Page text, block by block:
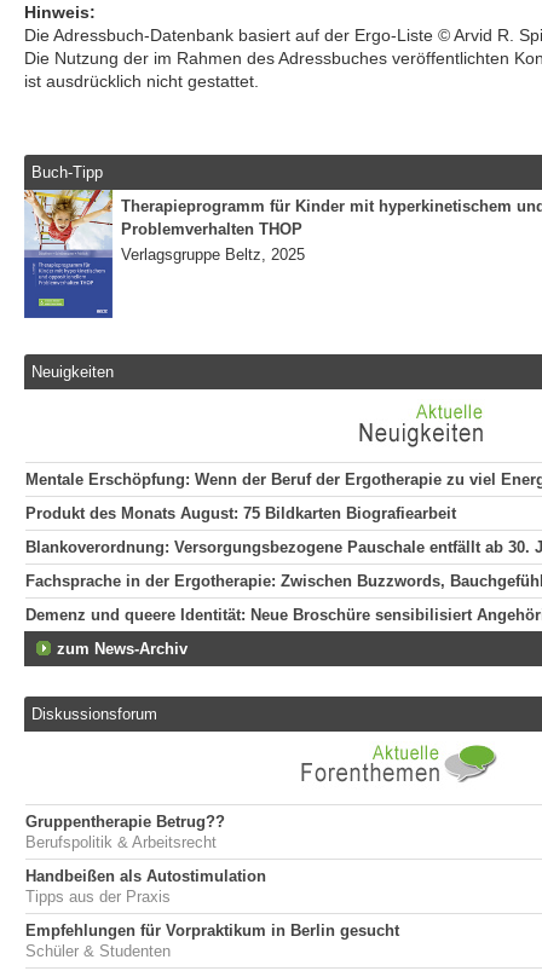
Hinweis:
Die Adressbuch-Datenbank basiert auf der Ergo-Liste © Arvid R.
Die Nutzung der im Rahmen des Adressbuches veröffentlichten
ist ausdrücklich nicht gestattet.
Buch-Tipp
Therapieprogramm für Kinder mit hyperkinetischem
Problemverhalten THOP
Verlagsgruppe Beltz, 2025
Neuigkeiten
Mentale Erschöpfung: Wenn der Beruf der Ergotherapie zu viel
Produkt des Monats August: 75 Bildkarten Biografiearbeit
Blankoverordnung: Versorgungsbezogene Pauschale entfällt ab 30.
Fachsprache in der Ergotherapie: Zwischen Buzzwords,
Demenz und queere Identität: Neue Broschüre sensibilisiert
zum News-Archiv
Diskussionsforum
Gruppentherapie Betrug??
Berufspolitik & Arbeitsrecht
Handbeißen als Autostimulation
Tipps aus der Praxis
Empfehlungen für Vorpraktikum in Berlin gesucht
Schüler & Studenten